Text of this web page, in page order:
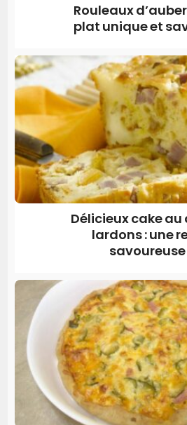
Rouleaux
plat unique et
Délicieux cake au
lardons : une
savoureuse